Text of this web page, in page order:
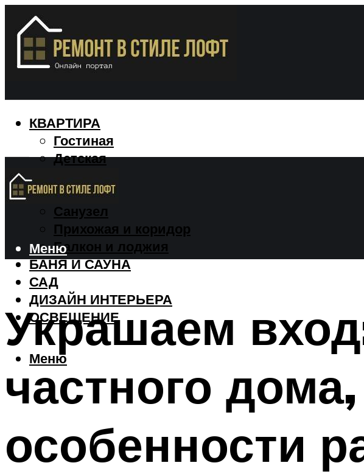
КВАРТИРА
Гостиная
Детская
Спальня
Санузел
Прихожая и коридор
Балкон и лоджия
БАНЯ И САУНА
САД
ДИЗАЙН ИНТЕРЬЕРА
ОСВЕЩЕНИЕ
Меню
Меню
Украшаем
частного
особенности